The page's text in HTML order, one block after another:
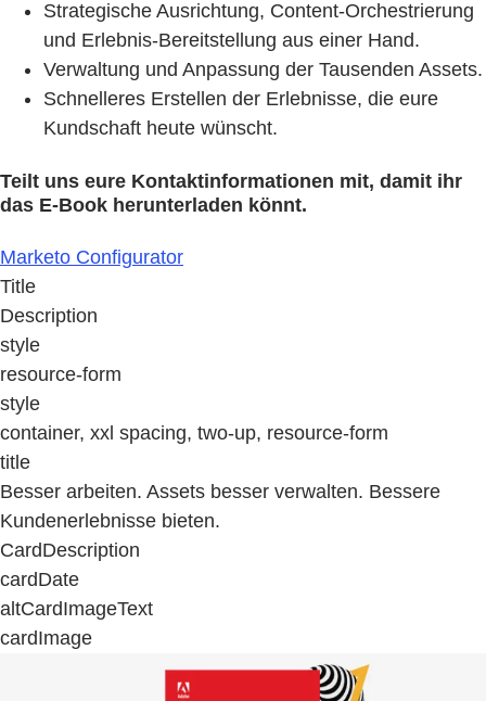
Strategische Ausrichtung, Content-Orchestrierung
und Erlebnis-Bereitstellung aus einer Hand.
Verwaltung und Anpassung der Tausenden Assets.
Schnelleres Erstellen der Erlebnisse, die eure
Kundschaft heute wünscht.
Teilt uns eure Kontaktinformationen mit, damit ihr
das E-Book herunterladen könnt.
Marketo Configurator
Title
Description
style
resource-form
style
container, xxl spacing, two-up, resource-form
title
Besser arbeiten. Assets besser verwalten. Bessere
Kundenerlebnisse bieten.
CardDescription
cardDate
altCardImageText
cardImage